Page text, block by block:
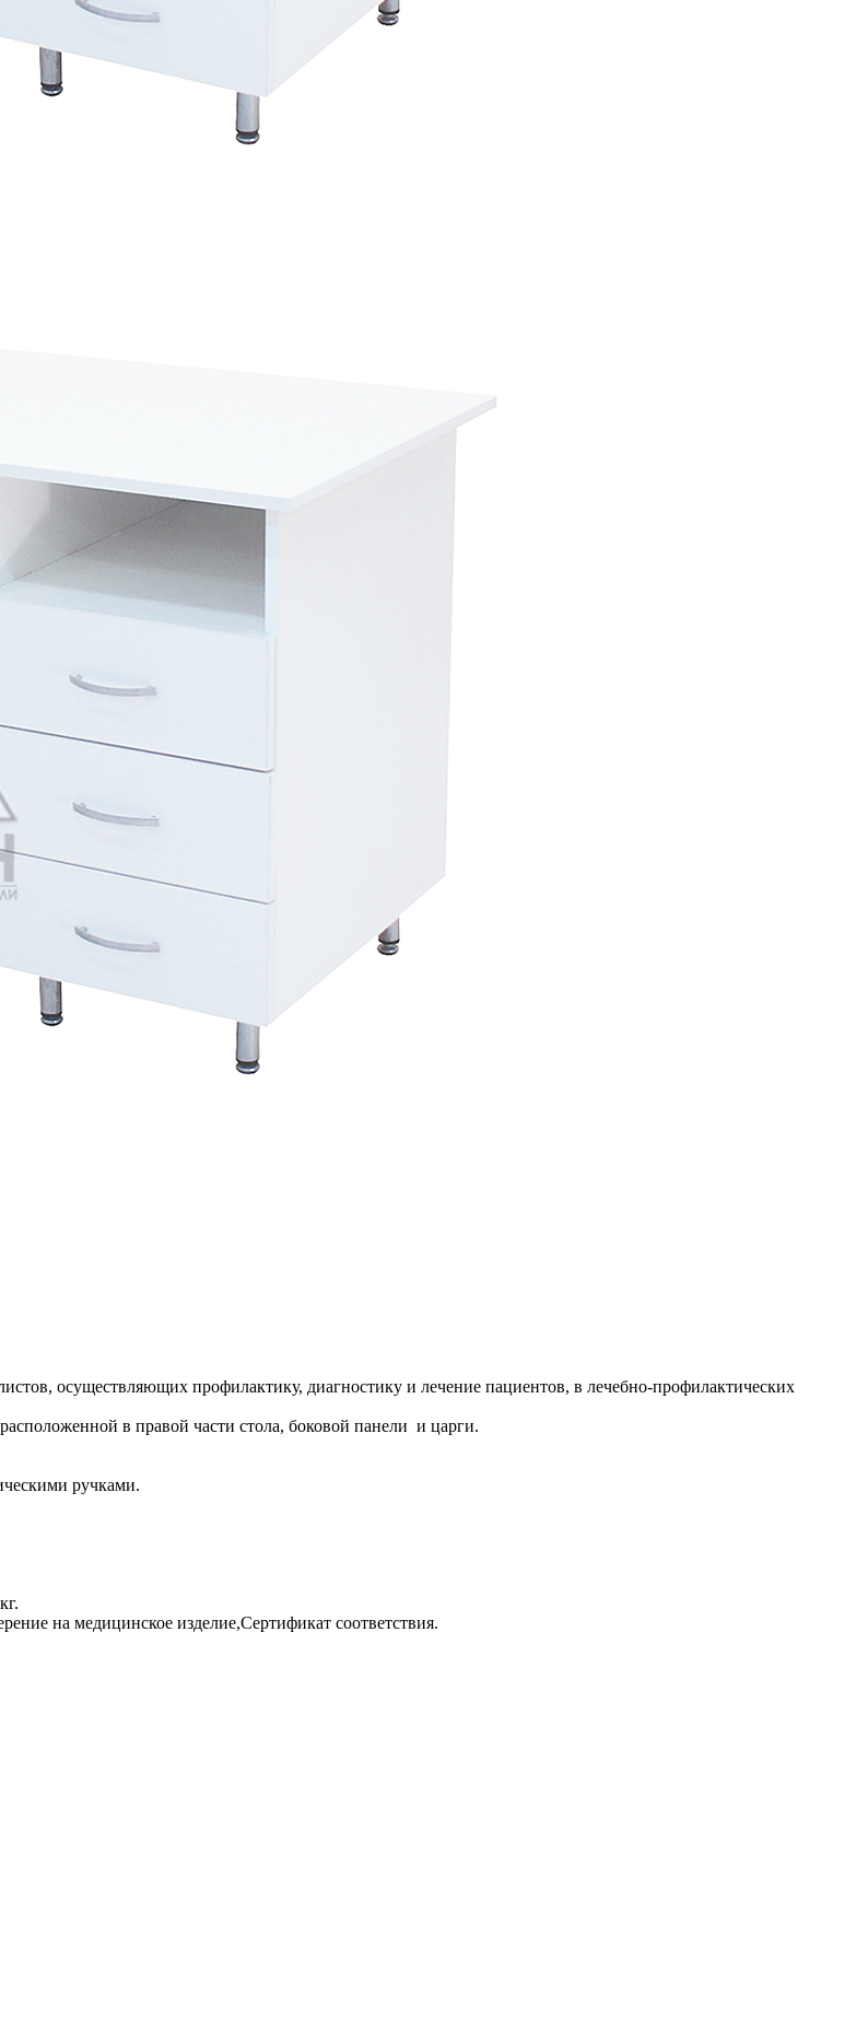
осуществляющих профилактику, диагностику и лечение пациентов, в лечебно-профилактических
в правой части стола, боковой панели и царги.
ручками.
на медицинское изделие,Сертификат соответствия.